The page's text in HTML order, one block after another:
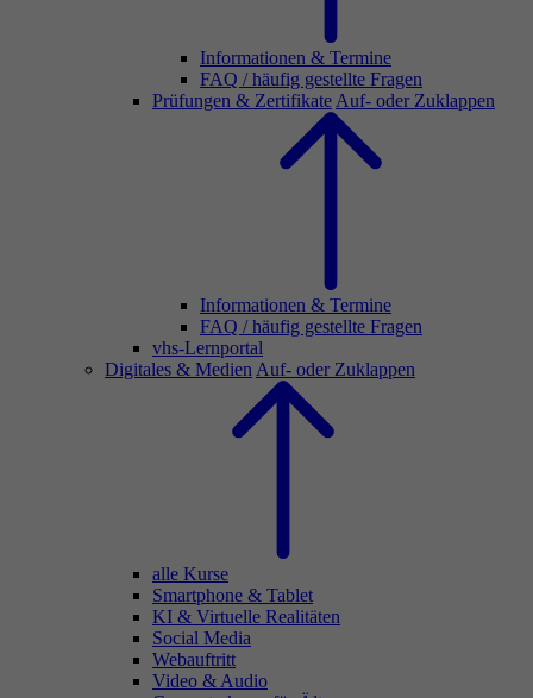
Informationen & Termine
FAQ / häufig gestellte Fragen
Prüfungen & Zertifikate Auf- oder Zuklappen
Informationen & Termine
FAQ / häufig gestellte Fragen
vhs-Lernportal
Digitales & Medien Auf- oder Zuklappen
alle Kurse
Smartphone & Tablet
KI & Virtuelle Realitäten
Social Media
Webauftritt
Video & Audio